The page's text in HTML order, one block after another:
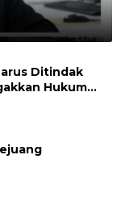
Ditindak
Hukum